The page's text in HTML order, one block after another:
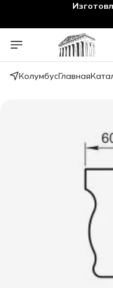
КолумбусГлавная